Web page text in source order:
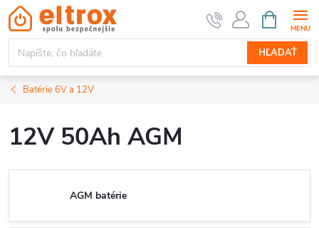
Prejsť
na
obsah
HĽADAŤ
KOŠÍK
Batérie 6V a 12V
12V 50Ah AGM
AGM batérie